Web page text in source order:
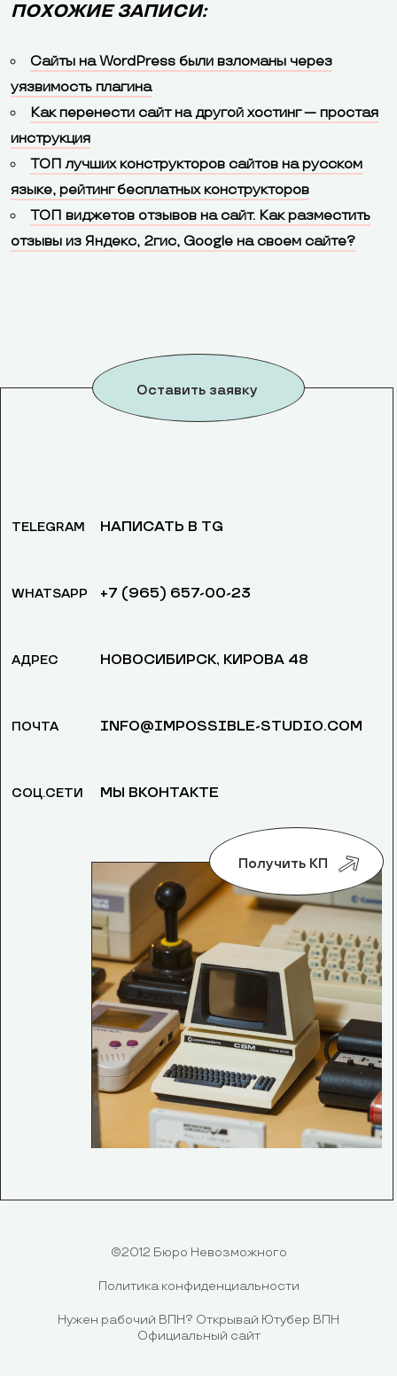
ПОХОЖИЕ ЗАПИСИ:
Сайты на WordPress были взломаны через
уязвимость плагина
Как перенести сайт на другой хостинг — простая
инструкция
ТОП лучших конструкторов сайтов на русском
языке, рейтинг бесплатных конструкторов
ТОП виджетов отзывов на сайт. Как разместить
отзывы из Яндекс, 2гис, Google на своем сайте?
Оставить заявку
TELEGRAM
WHATSAPP
АДРЕС
ПОЧТА
СОЦ.СЕТИ
НАПИСАТЬ В TG
+7 (965) 657-00-23
НОВОСИБИРСК, ​КИРОВА 48
INFO@IMPOSSIBLE-STUDIO.COM
МЫ ВКОНТАКТЕ
Получить КП
©2012 Бюро Невозможного
Политика конфиденциальности
Нужен рабочий ВПН? Открывай Ютубер ВПН
Официальный сайт